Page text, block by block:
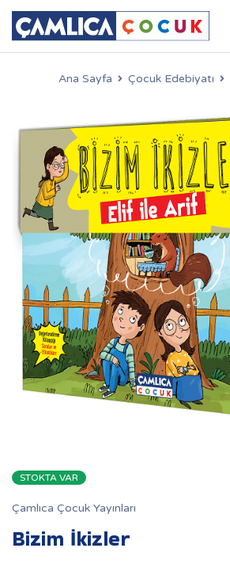
Ana Sayfa Çocuk Edebiyatı
STOKTA VAR
Çamlıca Çocuk Yayınları
Bizim İkizler